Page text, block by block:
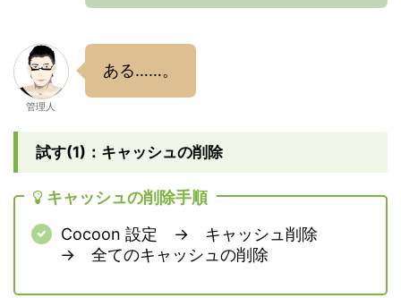
管理人
ある……。
試す(1)：キャッシュの削除
キャッシュの削除手順
Cocoon 設定 → キャッシュ削除
→ 全てのキャッシュの削除